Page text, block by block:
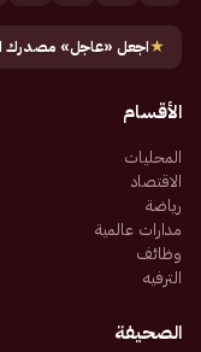
★اجعل «عاجل» مصدرك
الأقسام
المحليات
الاقتصاد
رياضة
مدارات عالمية
وظائف
الترفيه
الصحيفة